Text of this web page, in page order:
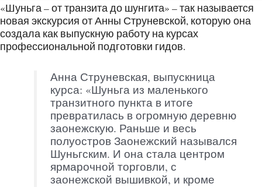
«Шуньга – от транзита до шунгита» – так называется
новая экскурсия от Анны Струневской, которую она
создала как выпускную работу на курсах
профессиональной подготовки гидов.
Анна Струневская, выпускница
курса: «Шуньга из маленького
транзитного пункта в итоге
превратилась в огромную деревню
заонежскую. Раньше и весь
полуостров Заонежский назывался
Шуньгским. И она стала центром
ярмарочной торговли, с
заонежской вышивкой, и кроме